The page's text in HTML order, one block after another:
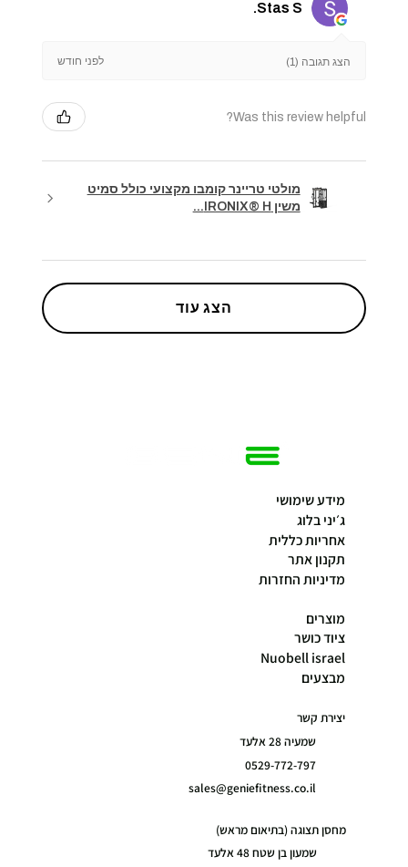
Stas S.
הצג תגובה (1) לפני חודש
Was this review helpful?
מולטי טריינר קומבו מקצועי כולל סמיט
משין IRONIX® H...
הצג עוד
מידע שימושי
ג׳יני בלוג
אחריות כללית
תקנון אתר
מדיניות החזרות
מוצרים
ציוד כושר
Nuobell israel
מבצעים
יצירת קשר
שמעיה 28 אלעד
0529-772-797
sales@geniefitness.co.il
מחסן תצוגה (בתיאום מראש)
שמעון בן שטח 48 אלעד